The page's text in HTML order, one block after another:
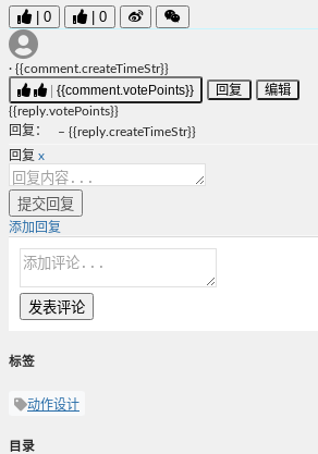
| 0 | 0
· {{comment.createTimeStr}}
| {{comment.votePoints}} 回复 编辑
{{reply.votePoints}}
回复 ： – {{reply.createTimeStr}}
回复 x
提交回复
添加回复
发表评论
标签
动作设计
目录